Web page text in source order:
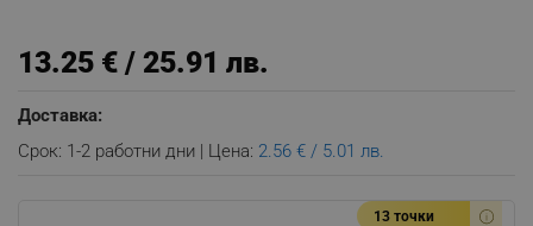
13.25 € / 25.91 лв.
Доставка:
Срок: 1-2 работни дни | Цена: 2.56 € / 5.01 лв.
13 точки